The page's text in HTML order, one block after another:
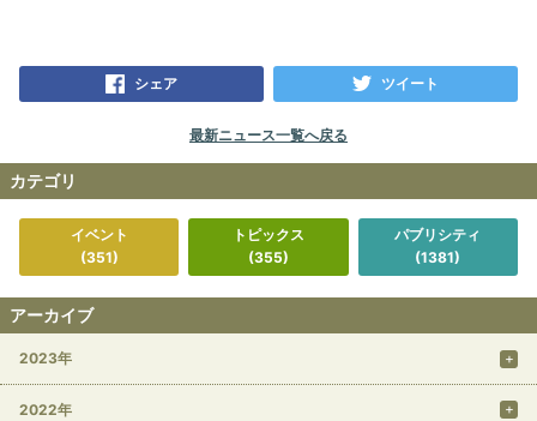
シェア ツイート
最新ニュース一覧へ戻る
カテゴリ
イベント
(351)
トピックス
(355)
パブリシティ
(1381)
アーカイブ
2023年
2022年